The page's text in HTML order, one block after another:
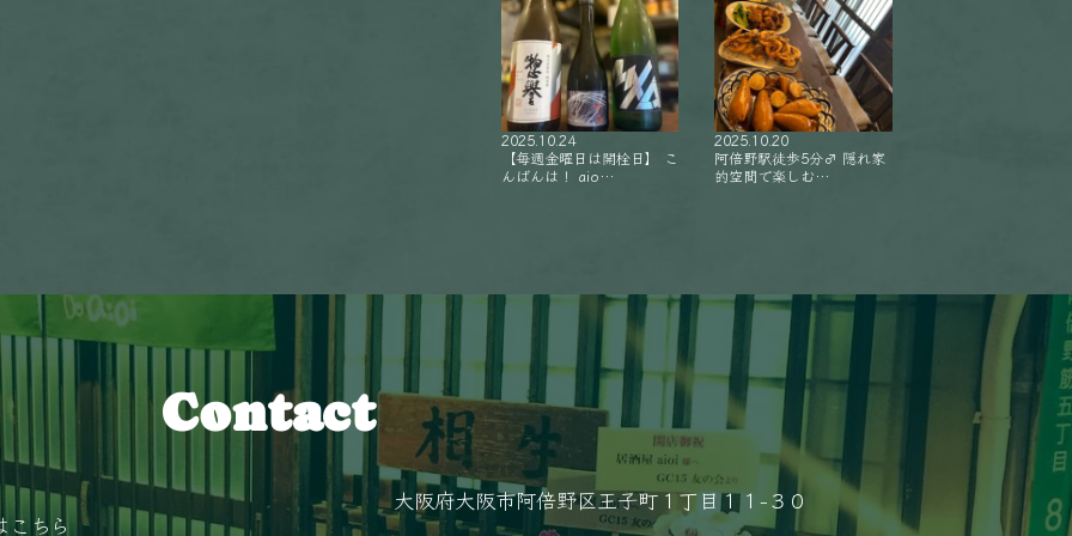
2025.10.24
【毎週金曜日は開栓日】 こ
んばんは！ aio…
2025.10.20
阿倍野駅徒歩5分‍♂️ 隠れ家
的空間で楽しむ…
Contact
こちら
大阪府大阪市阿倍野区王子町１丁目１１−３０